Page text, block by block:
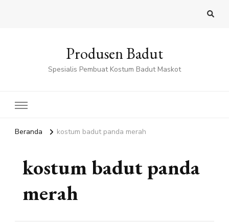
Produsen Badut
Spesialis Pembuat Kostum Badut Maskot
Beranda kostum badut panda merah
kostum badut panda
merah